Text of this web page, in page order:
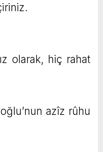
olarak, hiç rahat
azîz rûhu